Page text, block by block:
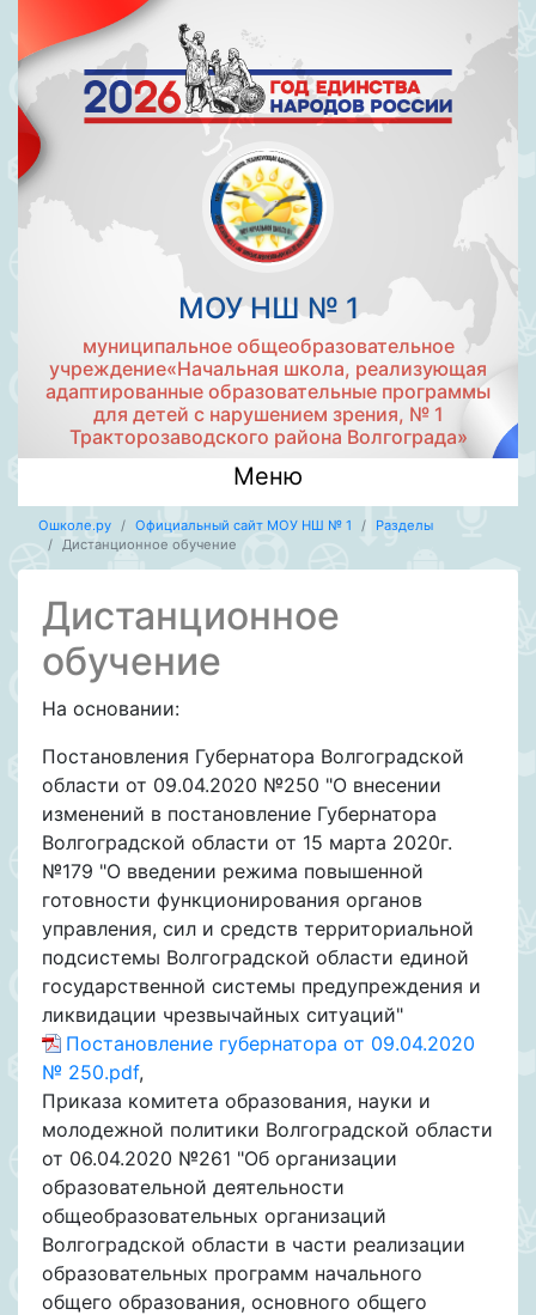
МОУ НШ № 1
муниципальное общеобразовательное
учреждение«Начальная школа, реализующая
адаптированные образовательные программы
для детей с нарушением зрения, № 1
Тракторозаводского района Волгограда»
Меню
Ошколе.ру Официальный сайт МОУ НШ № 1
Разделы
Дистанционное обучение
Дистанционное
обучение
На основании:
Постановления Губернатора Волгоградской
области от 09.04.2020 №250 "О внесении
изменений в постановление Губернатора
Волгоградской области от 15 марта 2020г.
№179 "О введении режима повышенной
готовности функционирования органов
управления, сил и средств территориальной
подсистемы Волгоградской области единой
государственной системы предупреждения и
ликвидации чрезвычайных ситуаций"
Постановление губернатора от 09.04.2020
№ 250.pdf,
Приказа комитета образования, науки и
молодежной политики Волгоградской области
от 06.04.2020 №261 "Об организации
образовательной деятельности
общеобразовательных организаций
Волгоградской области в части реализации
образовательных программ начального
общего образования, основного общего